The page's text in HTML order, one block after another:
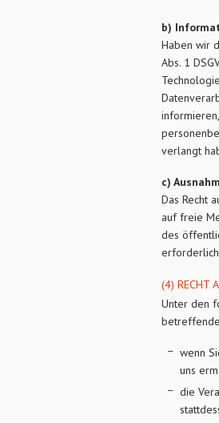
b)
Haben wir
Abs. 1
verlangt
c)
Das Recht
auf freie
des
(4) RECHT
Unter den
wenn
uns
die